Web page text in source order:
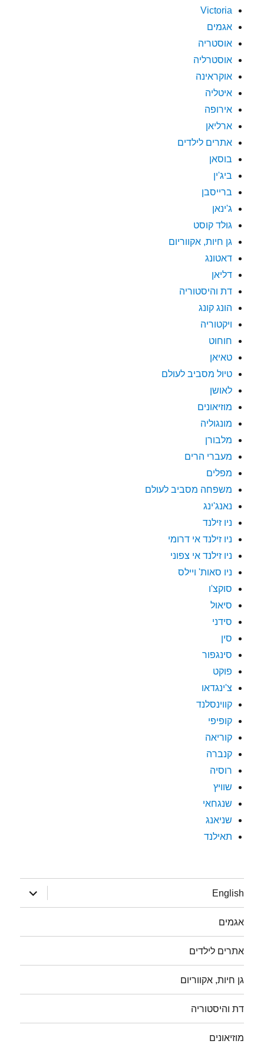
Victoria
אגמים
אוסטריה
אוסטרליה
אוקראינה
איטליה
אירופה
ארליאן
אתרים לילדים
בוסאן
ביג'ין
ברייסבן
ג'ינאן
גולד קוסט
גן חיות, אקווריום
דאטונג
דליאן
דת והיסטוריה
הונג קונג
ויקטוריה
חוחוט
טאיאן
טיול מסביב לעולם
לאושן
מוזיאונים
מונגוליה
מלבורן
מעברי הרים
מפלים
משפחה מסביב לעולם
נאנג'ינג
ניו זילנד
ניו זילנד אי דרומי
ניו זילנד אי צפוני
ניו סאות' ויילס
סוקצ'ו
סיאול
סידני
סין
סינגפור
פוקט
צ'ינגדאו
קווינסלנד
קופיפי
קוריאה
קנברה
רוסיה
שוויץ
שנגחאי
שניאנג
תאילנד
English
הצג
תפריט
אגמים
אתרים לילדים
גן חיות, אקווריום
דת והיסטוריה
מוזיאונים